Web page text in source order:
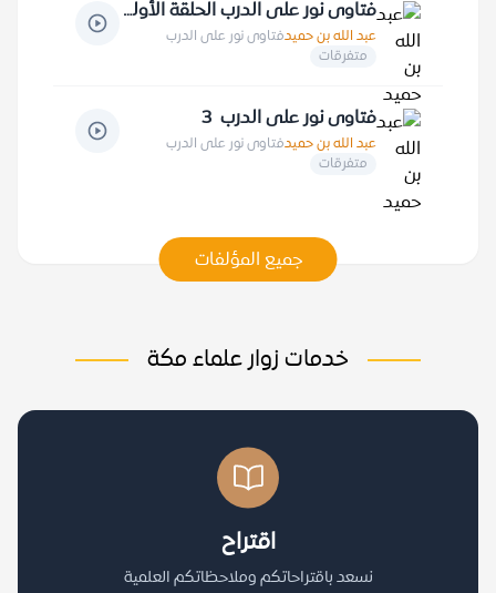
فتاوى نور على الدرب الحلقة الأولى
عبد الله بن حميدفتاوى نور على الدرب
متفرقات
فتاوى نور على الدرب 3
عبد الله بن حميدفتاوى نور على الدرب
متفرقات
جميع المؤلفات
خدمات زوار علماء مكة
اقتراح
نسعد باقتراحاتكم وملاحظاتكم العلمية